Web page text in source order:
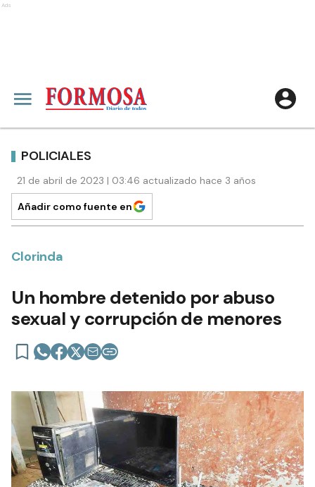
Ads
POLICIALES
21 de abril de 2023 | 03:46 actualizado hace 3 años
Añadir como fuente en
Clorinda
Un hombre detenido por abuso
sexual y corrupción de menores